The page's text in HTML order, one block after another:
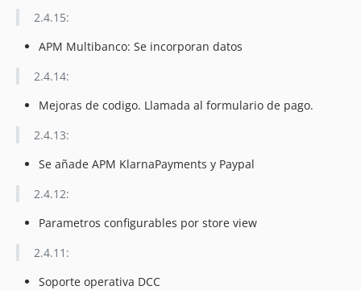
2.4.15:
APM Multibanco: Se incorporan datos
2.4.14:
Mejoras de codigo. Llamada al formulario de pago.
2.4.13:
Se añade APM KlarnaPayments y Paypal
2.4.12:
Parametros configurables por store view
2.4.11:
Soporte operativa DCC